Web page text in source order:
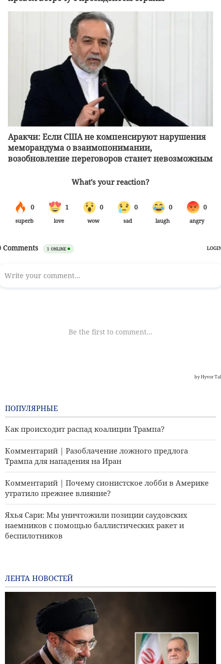
Аракчи: Если США не компенсируют нарушения
меморандума о взаимопонимании,
возобновление переговоров станет невозможным
ПОПУЛЯРНЫЕ
Как происходит распад коалиции Трампа?
Комментарий | Разоблачение ложного предлога
Трампа для нападения на Иран
Комментарий | Почему сионистское лобби в Америке
утратило прежнее влияние?
Яхья Сари: Мы уничтожили позиции саудовских
наемников с помощью баллистических ракет и
беспилотников
Авиаудары Саудовской Аравии по столице Йемена
Сандерс: Коррумпированный Трамп втянул Америку в
катастрофическую войну
CША отменили некоторые санкции, связанные с
Ираном
ЛЕНТА НОВОСТЕЙ